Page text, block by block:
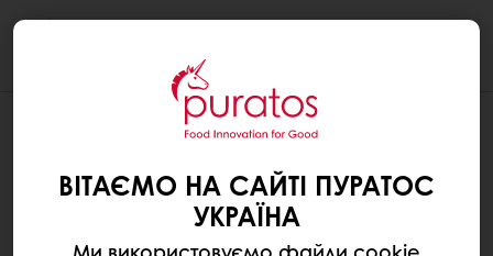
ВІТАЄМО НА САЙТІ ПУРАТОС
УКРАЇНА